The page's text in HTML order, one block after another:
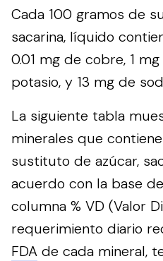
Cada 100 gramos de
sacarina, líquido
0.01 mg de cobre, 1
potasio, y 13 mg de
La siguiente tabla
minerales que
sustituto de azúcar,
acuerdo con la base
columna % VD (Valor
requerimiento diario
FDA de cada mineral,